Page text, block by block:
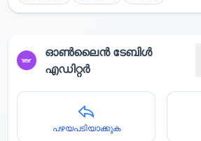
ഓൺലൈൻ ടേബിൾ
എഡിറ്റർ
പഴയപടിയാക്കുക